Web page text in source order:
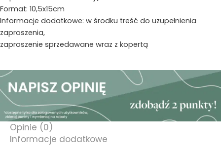
Format: 10,5x15cm
Informacje dodatkowe: w środku treść do uzupełnienia
zaproszenia,
zaproszenie sprzedawane wraz z kopertą
Opinie (0)
Informacje dodatkowe